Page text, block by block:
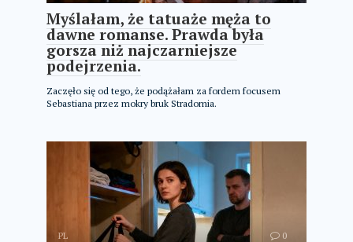
Myślałam, że tatuaże męża to
dawne romanse. Prawda była
gorsza niż najczarniejsze
podejrzenia.
Zaczęło się od tego, że podążałam za fordem focusem
Sebastiana przez mokry bruk Stradomia.
PL 0